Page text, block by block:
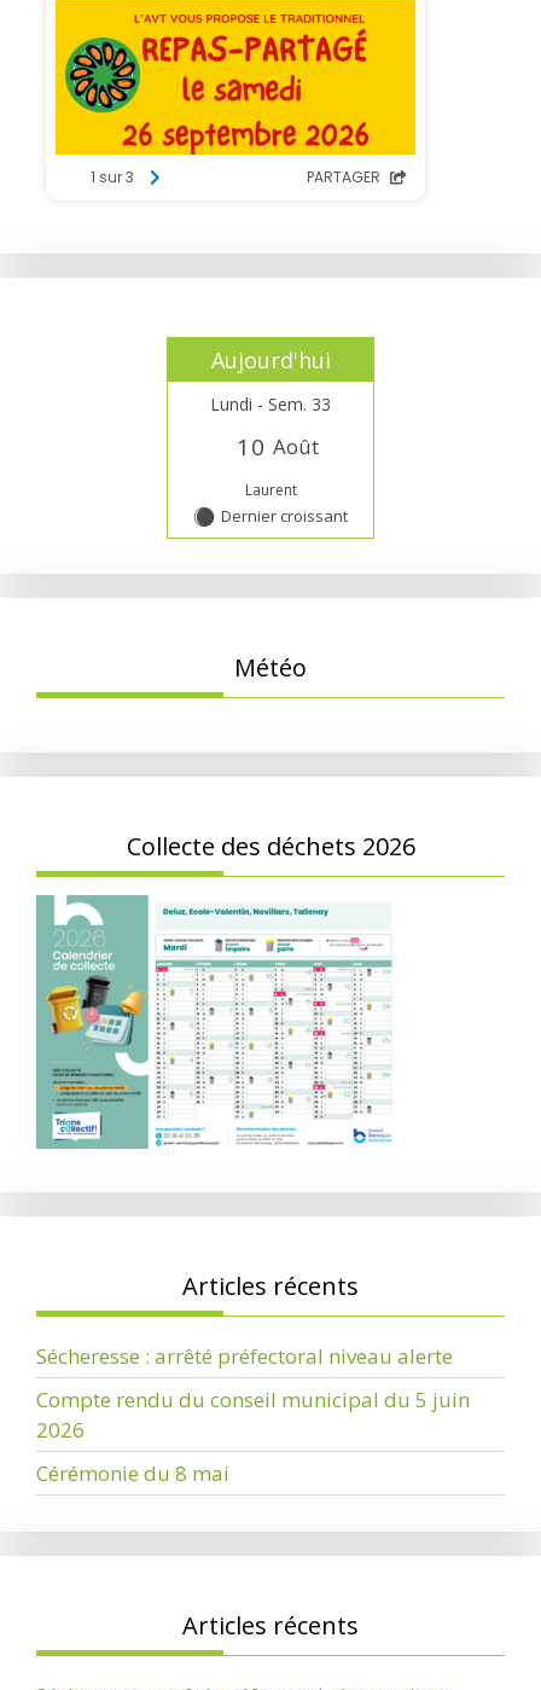
Aujourd'hui
Lundi - Sem. 33
1 0 Août
Laurent
Y Dernier croissant
Météo
Collecte des déchets 2026
Articles récents
Sécheresse : arrêté préfectoral niveau alerte
Compte rendu du conseil municipal du 5 juin
2026
Cérémonie du 8 mai
Articles récents